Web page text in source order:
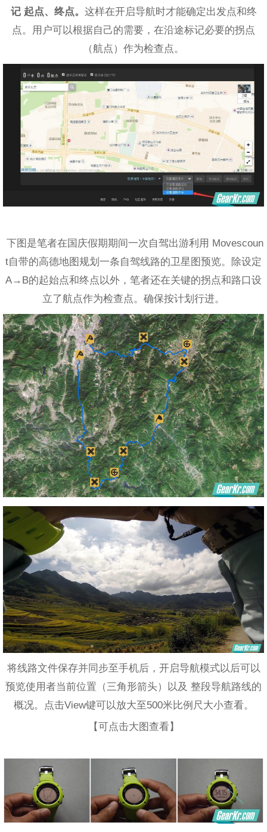
记 起点、终点。 这样在开启导航时才能确定出发点和终
点。用户可以根据自己的需要，在沿途标记必要的拐点
（航点）作为检查点。
下图是笔者在国庆假期期间一次自驾出游利用 Movescoun
t自带的高德地图规划一条自驾线路的卫星图预览。除设定
A→B的起始点和终点以外，笔者还在关键的拐点和路口设
立了航点作为检查点。确保按计划行进。
将线路文件保存并同步至手机后，开启导航模式以后可以
预览使用者当前位置（三角形箭头）以及 整段导航路线的
概况。点击View键可以放大至500米比例尺大小查看。
【可点击大图查看】